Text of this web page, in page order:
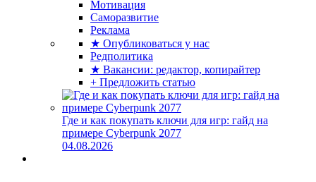
Мотивация
Саморазвитие
Реклама
★ Опубликоваться у нас
Редполитика
★ Вакансии: редактор, копирайтер
+ Предложить статью
Где и как покупать ключи для игр: гайд на
примере Cyberpunk 2077
04.08.2026